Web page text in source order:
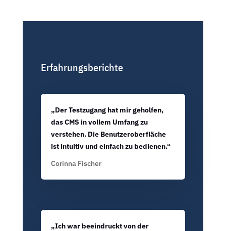
Erfahrungsberichte
„Der Testzugang hat mir geholfen,
das CMS in vollem Umfang zu
verstehen. Die Benutzeroberfläche
ist intuitiv und einfach zu bedienen.“
Corinna Fischer
„Ich war beeindruckt von der